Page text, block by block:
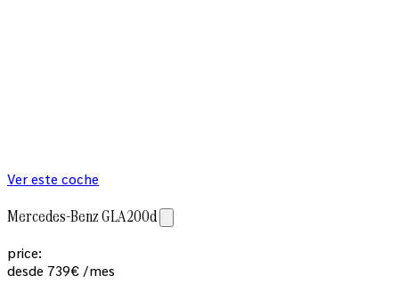
Ver este coche
Mercedes-Benz GLA 200d
price:
desde 739€ /mes